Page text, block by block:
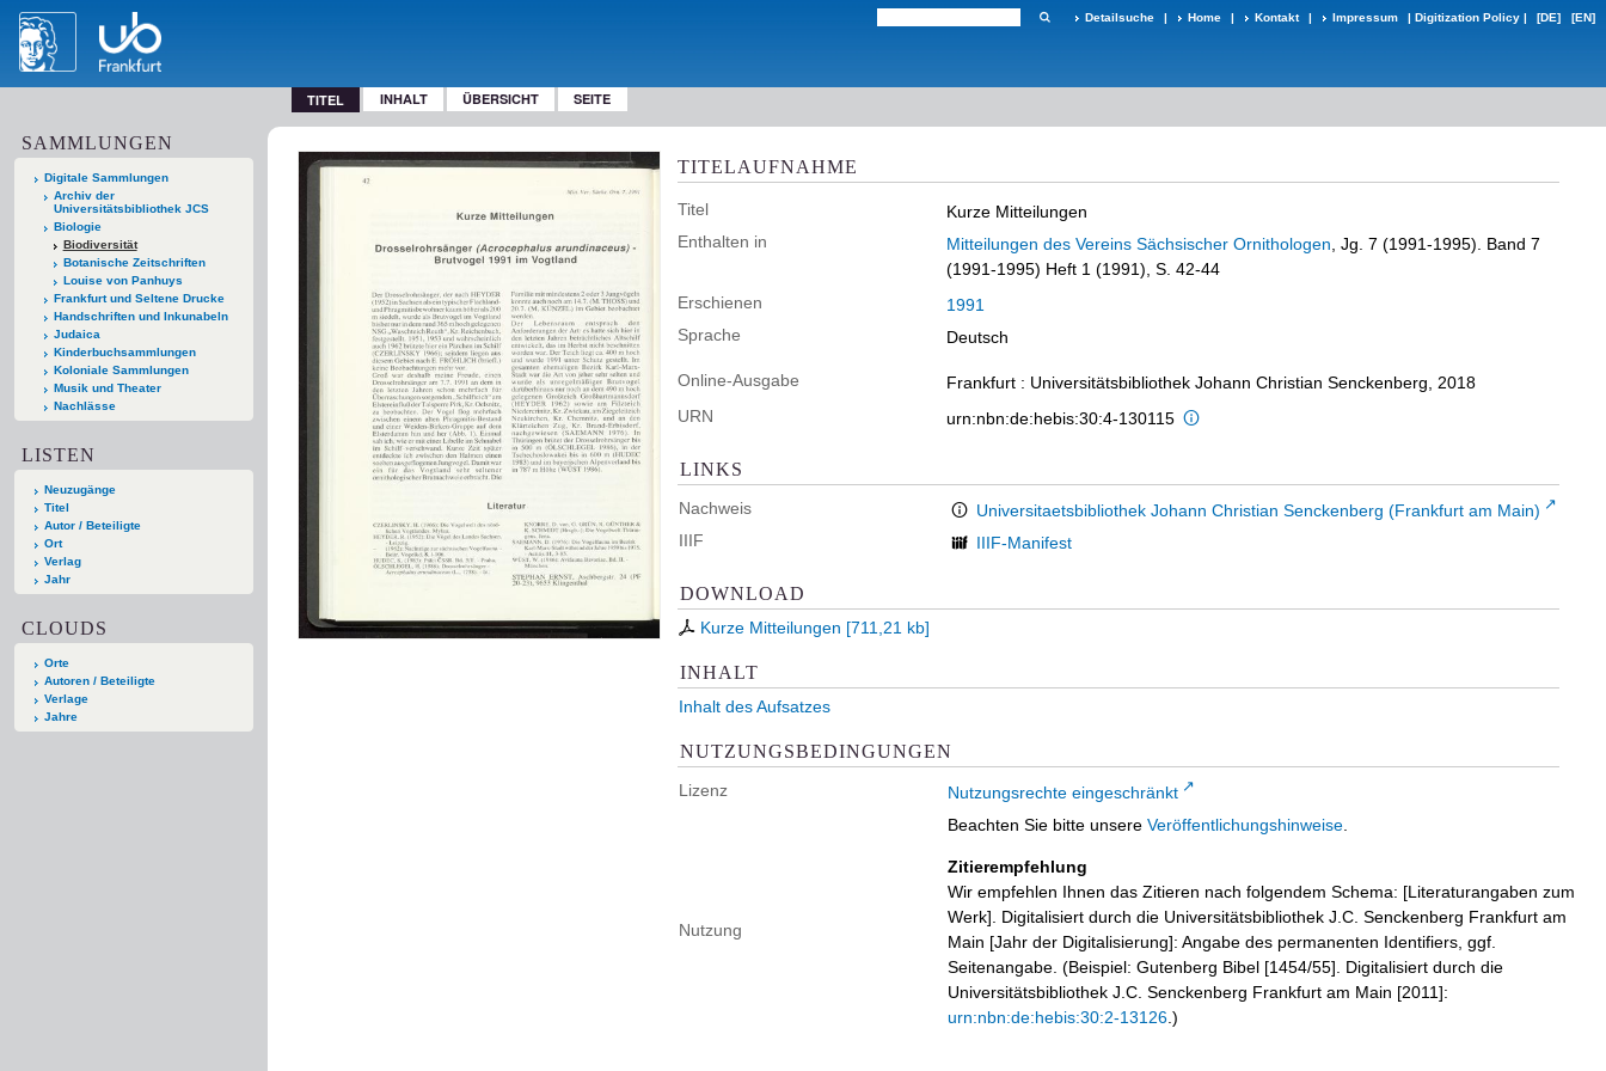
Detailsuche | Home | Kontakt | Impressum | Digitization Policy | [DE] [EN]
TITEL INHALT ÜBERSICHT SEITE
SAMMLUNGEN
Digitale Sammlungen
Archiv der
Universitätsbibliothek JCS
Biologie
Biodiversität
Botanische Zeitschriften
Louise von Panhuys
Frankfurt und Seltene Drucke
Handschriften und Inkunabeln
Judaica
Kinderbuchsammlungen
Koloniale Sammlungen
Musik und Theater
Nachlässe
LISTEN
Neuzugänge
Titel
Autor / Beteiligte
Ort
Verlag
Jahr
CLOUDS
Orte
Autoren / Beteiligte
Verlage
Jahre
TITELAUFNAHME
Titel
Kurze Mitteilungen
Enthalten in
Mitteilungen des Vereins Sächsischer Ornithologen , Jg. 7 (1991-1995). Band 7
(1991-1995) Heft 1 (1991), S. 42-44
Erschienen
1991
Sprache
Deutsch
Online-Ausgabe
Frankfurt : Universitätsbibliothek Johann Christian Senckenberg, 2018
URN
urn:nbn:de:hebis:30:4-130115
LINKS
Nachweis
Universitaetsbibliothek Johann Christian Senckenberg (Frankfurt am Main)
IIIF
IIIF-Manifest
DOWNLOAD
Kurze Mitteilungen [711,21 kb]
INHALT
Inhalt des Aufsatzes
NUTZUNGSBEDINGUNGEN
Lizenz Nutzungsrechte eingeschränkt
Nutzung
Beachten Sie bitte unsere Veröffentlichungshinweise
Zitierempfehlung
Wir empfehlen Ihnen das Zitieren nach folgendem Schema: [Literaturangaben zum
Werk]. Digitalisiert durch die Universitätsbibliothek J.C. Senckenberg Frankfurt am
Main [Jahr der Digitalisierung]: Angabe des permanenten Identifiers, ggf.
Seitenangabe. (Beispiel: Gutenberg Bibel [1454/55]. Digitalisiert durch die
Universitätsbibliothek J.C. Senckenberg Frankfurt am Main [2011]:
urn:nbn:de:hebis:30:2-13126 .)